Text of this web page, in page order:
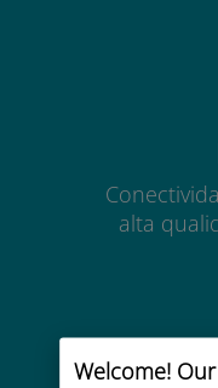
Welcome!
alta